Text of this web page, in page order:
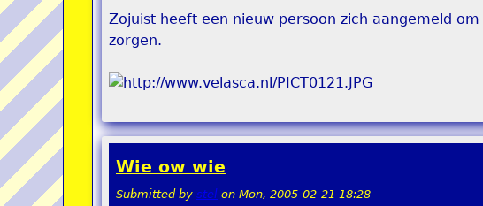
Zojuist heeft een nieuw persoon zich aangemeld
zorgen.
Wie ow wie
Submitted by stel on Mon, 2005-02-21 18:28